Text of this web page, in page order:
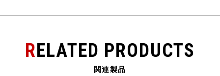
RELATED PRODUCTS
関連製品